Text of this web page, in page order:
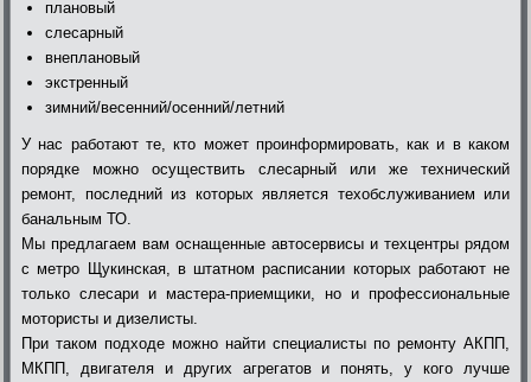
плановый
слесарный
внеплановый
экстренный
зимний/весенний/осенний/летний
У нас работают те, кто может проинформировать, как и в каком
порядке можно осуществить слесарный или же технический
ремонт, последний из которых является техобслуживанием или
банальным ТО.
Мы предлагаем вам оснащенные автосервисы и техцентры рядом
с метро Щукинская, в штатном расписании которых работают не
только слесари и мастера-приемщики, но и профессиональные
мотористы и дизелисты.
При таком подходе можно найти специалисты по ремонту АКПП,
МКПП, двигателя и других агрегатов и понять, у кого лучше